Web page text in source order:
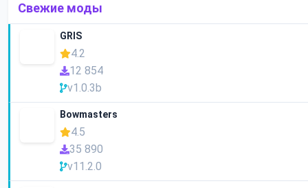
Свежие моды
GRIS
4.2
12 854
v1.0.3b
Bowmasters
4.5
35 890
v11.2.0